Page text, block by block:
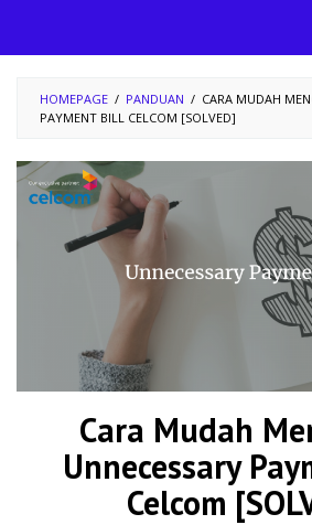
HOMEPAGE / PANDUAN / CARA MUDAH
PAYMENT BILL CELCOM [SOLVED]
Cara Mudah
Unnecessary
Celcom